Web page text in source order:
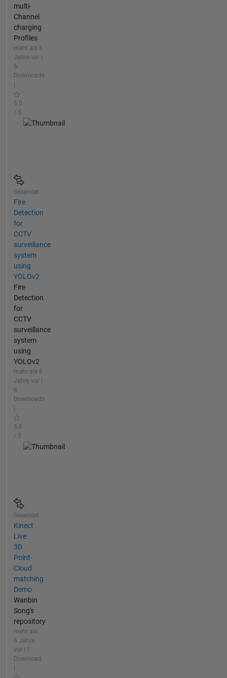
multi-
Channel
charging
Profiles
mehr als 6
Jahre vor |
6
Downloads
|
5.0
/ 5
Gesendet
Fire
Detection
for
CCTV
surveillance
system
using
YOLOv2
Fire
Detection
for
CCTV
surveillance
system
using
YOLOv2
mehr als 6
Jahre vor |
6
Downloads
|
5.0
/ 5
Gesendet
Kinect
Live
3D
Point-
Cloud
matching
Demo
Wanbin
Song's
repository
mehr als
6 Jahre
vor | 1
Download
|